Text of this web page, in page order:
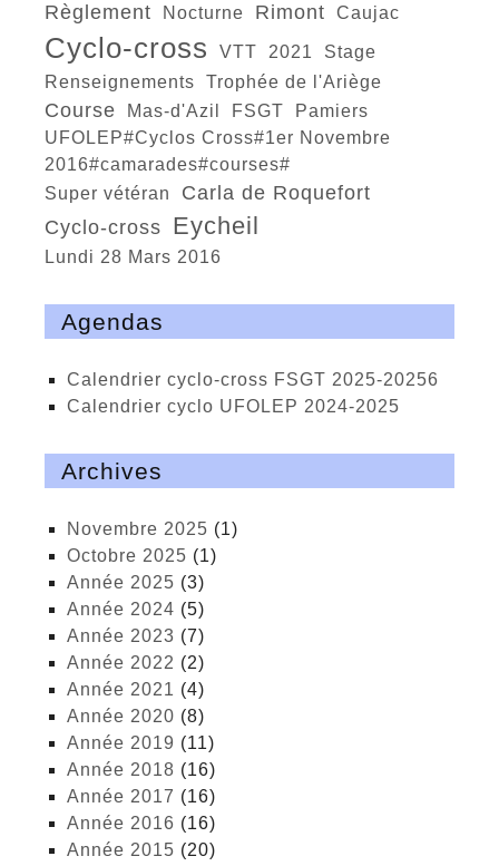
règlement nocturne Rimont Caujac
cyclo-cross VTT 2021
stage
renseignements
trophée de l'Ariège
course Mas-d'Azil FSGT
Pamiers
UFOLEP#Cyclos Cross#1er Novembre
2016#camarades#courses#
super vétéran
Carla de Roquefort
Cyclo-cross
Eycheil
Lundi 28 Mars 2016
Agendas
calendrier cyclo-cross FSGT 2025-20256
calendrier cyclo UFOLEP 2024-2025
Archives
novembre 2025 (1)
octobre 2025 (1)
année 2025 (3)
année 2024 (5)
année 2023 (7)
année 2022 (2)
année 2021 (4)
année 2020 (8)
année 2019 (11)
année 2018 (16)
année 2017 (16)
année 2016 (16)
année 2015 (20)